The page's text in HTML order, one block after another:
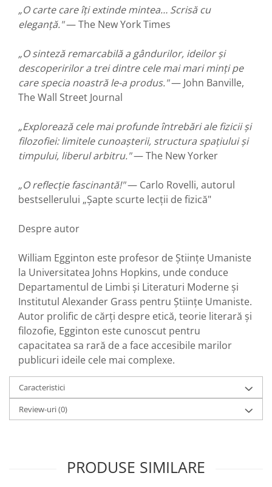
„O carte care îți extinde mintea… Scrisă cu
eleganță."— The New York Times
„O sinteză remarcabilă a gândurilor, ideilor și
descoperirilor a trei dintre cele mai mari minți pe
care specia noastră le-a produs."— John Banville,
The Wall Street Journal
„Explorează cele mai profunde întrebări ale fizicii și
filozofiei: limitele cunoașterii, structura spațiului și
timpului, liberul arbitru."— The New Yorker
„O reflecție fascinantă!"— Carlo Rovelli, autorul
bestsellerului „Șapte scurte lecții de fizică"
Despre autor
William Egginton este profesor de Științe Umaniste
la Universitatea Johns Hopkins, unde conduce
Departamentul de Limbi și Literaturi Moderne și
Institutul Alexander Grass pentru Științe Umaniste.
Autor prolific de cărți despre etică, teorie literară și
filozofie, Egginton este cunoscut pentru
capacitatea sa rară de a face accesibile marilor
publicuri ideile cele mai complexe.
Caracteristici
Review-uri(0)
PRODUSE SIMILARE